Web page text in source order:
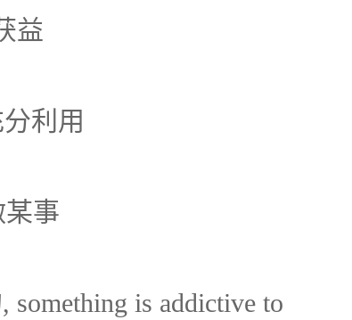
益
分利用
某事
is addictive to